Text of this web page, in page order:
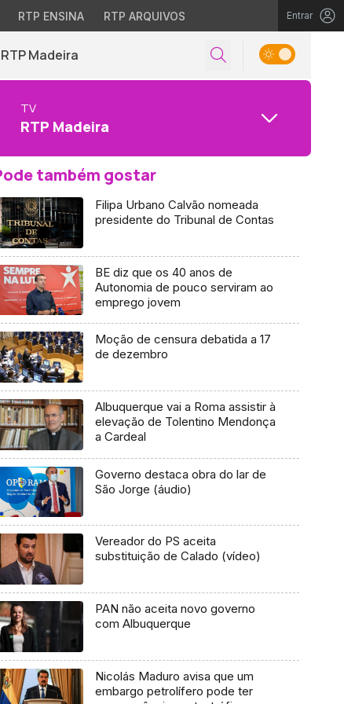
RTP ENSINA RTP ARQUIVOS Entrar
RTP Madeira
TV
RTP Madeira
também gostar
Filipa Urbano Calvão nomeada
presidente do Tribunal de Contas
BE diz que os 40 anos de
Autonomia de pouco serviram ao
emprego jovem
Moção de censura debatida a 17
de dezembro
Albuquerque vai a Roma assistir à
elevação de Tolentino Mendonça
a Cardeal
Governo destaca obra do lar de
São Jorge (áudio)
Vereador do PS aceita
substituição de Calado (vídeo)
PAN não aceita novo governo
com Albuquerque
Nicolás Maduro avisa que um
embargo petrolífero pode ter